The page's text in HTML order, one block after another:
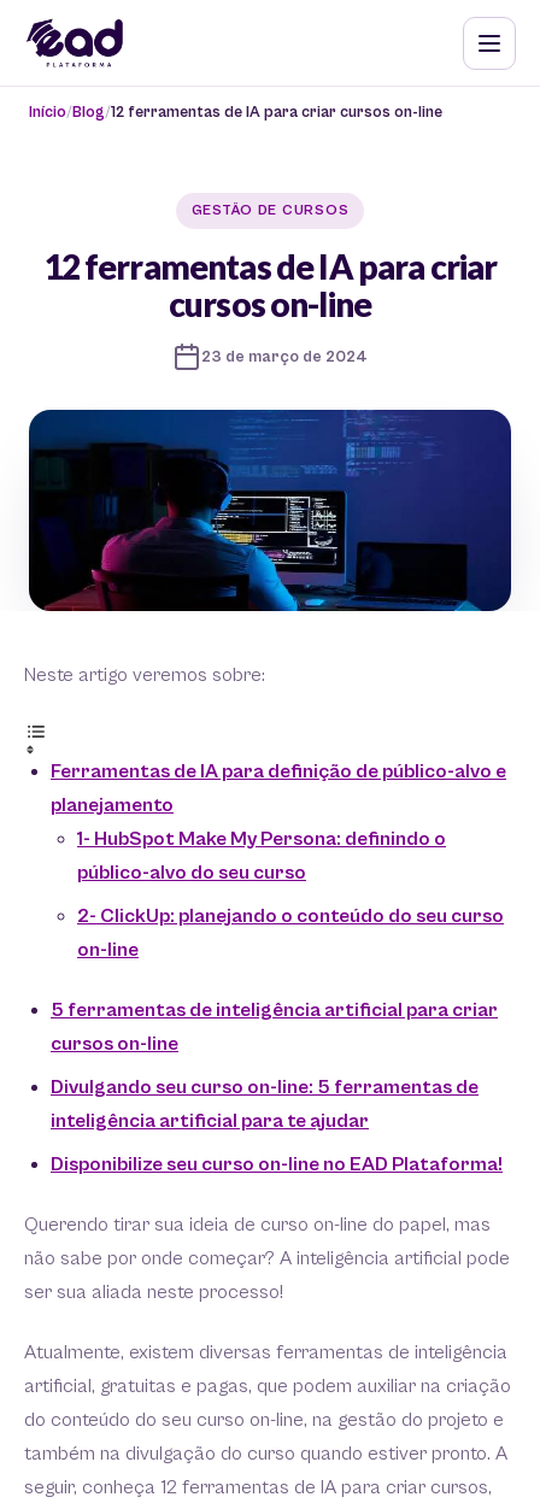
Início Blog 12 ferramentas de IA para criar cursos on-line
GESTÃO DE CURSOS
12 ferramentas de IA para criar
cursos on-line
23 de março de 2024
Neste artigo veremos sobre:
Ferramentas de IA para definição de público-alvo e
planejamento
1- HubSpot Make My Persona: definindo o
público-alvo do seu curso
2- ClickUp: planejando o conteúdo do seu curso
on-line
5 ferramentas de inteligência artificial para criar
cursos on-line
Divulgando seu curso on-line: 5 ferramentas de
inteligência artificial para te ajudar
Disponibilize seu curso on-line no EAD Plataforma!
Querendo tirar sua ideia de curso on-line do papel, mas
não sabe por onde começar? A inteligência artificial pode
ser sua aliada neste processo!
Atualmente, existem diversas ferramentas de inteligência
artificial, gratuitas e pagas, que podem auxiliar na criação
do conteúdo do seu curso on-line, na gestão do projeto e
também na divulgação do curso quando estiver pronto. A
seguir, conheça 12 ferramentas de IA para criar cursos,